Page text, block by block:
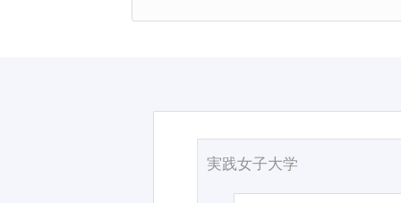
実践女子大学